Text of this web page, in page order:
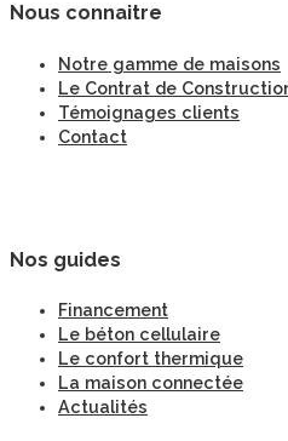
Nous connaitre
Notre gamme de maisons
Le Contrat de
Témoignages clients
Contact
Nos guides
Financement
Le béton cellulaire
Le confort thermique
La maison connectée
Actualités